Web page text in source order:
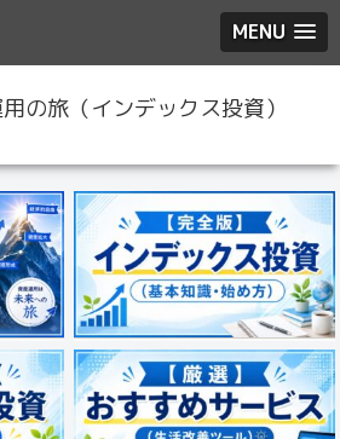
MENU
の旅（インデックス投資）